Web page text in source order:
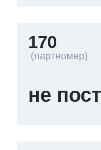
170
не